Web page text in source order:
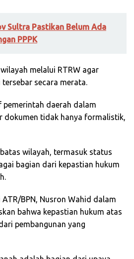
Sultra Pastikan Belum Ada
PPPK
melalui RTRW agar
secara merata.
daerah dalam
dokumen tidak hanya formalistik,
wilayah, termasuk status
bagian dari kepastian hukum
BPN, Nusron Wahid dalam
bahwa kepastian hukum atas
pembangunan yang